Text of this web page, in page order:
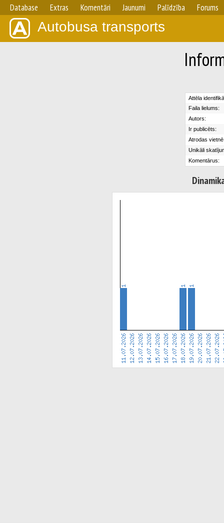
Database Extras Komentāri Jaunumi Palīdzība Forums
Autobusa transports
Attēla
Faila lielums:
Autors:
Ir publicēts:
Atrodas
Unikāli
Komentārus: